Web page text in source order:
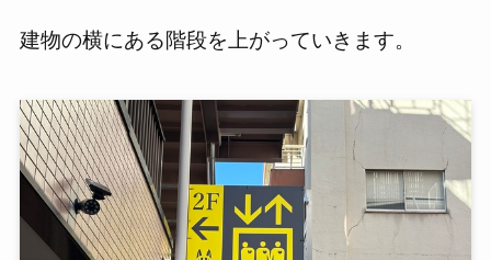
建物の横にある階段を上がっていきます。